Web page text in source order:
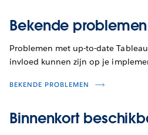
Bekende problemen
Problemen met up-to-date
invloed kunnen zijn op je
BEKENDE PROBLEMEN
Binnenkort